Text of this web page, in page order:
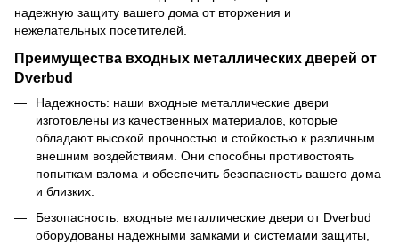
надежную защиту вашего дома от вторжения и
нежелательных посетителей.
Преимущества входных металлических дверей от
Dverbud
Надежность: наши входные металлические двери
изготовлены из качественных материалов, которые
обладают высокой прочностью и стойкостью к различным
внешним воздействиям. Они способны противостоять
попыткам взлома и обеспечить безопасность вашего дома
и близких.
Безопасность: входные металлические двери от Dverbud
оборудованы надежными замками и системами защиты,